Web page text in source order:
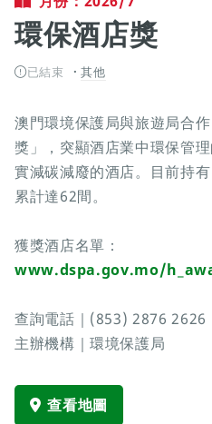
環保酒店獎
已結束 其他
澳門環境保護局與旅遊局合
獎」，突顯酒店業中環保管
實減碳減廢的酒店。目前持
累計達62間。
獲獎酒店名單：
www.dspa.gov.mo/
查詢電話｜(853) 2876 2626
主辦機構｜環境保護局
查看地圖